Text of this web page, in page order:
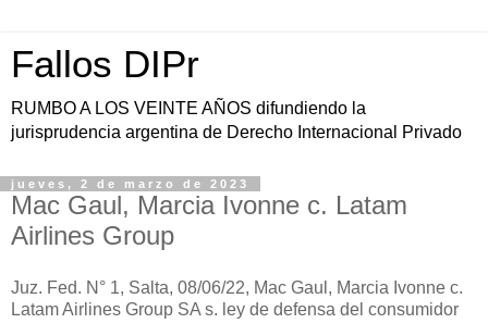
Fallos DIPr
RUMBO A LOS VEINTE AÑOS difundiendo la
jurisprudencia argentina de Derecho Internacional Privado
jueves, 2 de marzo de 2023
Mac Gaul, Marcia Ivonne c. Latam
Airlines Group
Juz. Fed. N° 1, Salta, 08/06/22, Mac Gaul, Marcia Ivonne c.
Latam Airlines Group SA s. ley de defensa del consumidor